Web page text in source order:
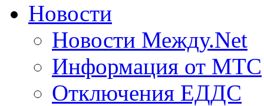
Новости
Новости Между.Net
Информация от МТС
Отключения ЕДДС